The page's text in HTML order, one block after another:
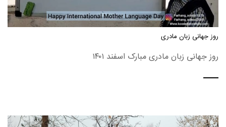
روز جهانی زبان مادری
روز جهانی زبان مادری مبارک اسفند ۱۴۰۱